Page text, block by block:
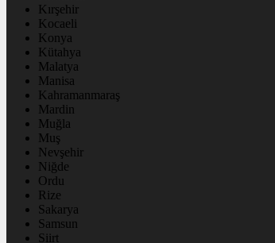
Kırşehir
Kocaeli
Konya
Kütahya
Malatya
Manisa
Kahramanmaraş
Mardin
Muğla
Muş
Nevşehir
Niğde
Ordu
Rize
Sakarya
Samsun
Siirt